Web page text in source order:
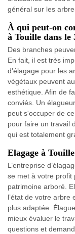
général sur les
À qui peut-on
à Touille dans le
Des branches
En fait, il est très
d'élagage pour les
végétaux peuvent
esthétique. Afin de
conviés. Un
peut s'occuper de
pour faire un travail
qui est totalement
Elagage à
L’entreprise
se met à votre profit
patrimoine arboré.
l’état de votre arbre
plus adaptée.
mieux évaluer le
questions et